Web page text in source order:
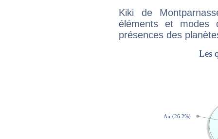
Kiki de
éléments et modes
présences des